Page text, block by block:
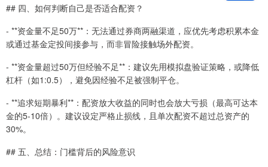
## 四、如何判断自己是否适合配资？
- **资金量不足50万**：无法通过券商两融渠道，应优先考虑积累本金
或通过基金定投间接参与，而非冒险接触场外配资。
- **资金量超过50万但经验不足**：建议先用模拟盘验证策略，或降低
杠杆（如1:0.5），避免因经验不足被强制平仓。
- **追求短期暴利**：配资放大收益的同时也会放大亏损（最高可达本
金的5-10倍）。建议设定严格止损线，且单次配资不超过总资产的
30%。
## 五、总结：门槛背后的风险意识